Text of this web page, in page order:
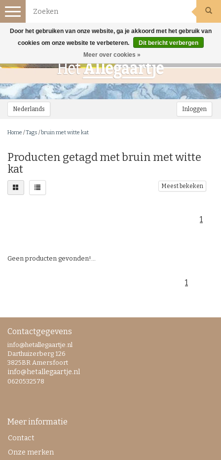
Nederlands Inloggen
Toggle
navigation
Home /Tags /bruin met witte kat
Producten getagd met bruin met witte
kat
Meest bekeken
1
Geen producten gevonden!...
1
Contactgegevens
info@hetallegaartje.nl
Darthuizerberg 126
3825BR Amersfoort
info@hetallegaartje.nl
0620532578
Meer informatie
Contact
Onze merken
Door het gebruiken van onze website, ga je akkoord met het gebruik van
cookies om onze website te verbeteren.
Dit bericht verbergen
Meer over cookies »